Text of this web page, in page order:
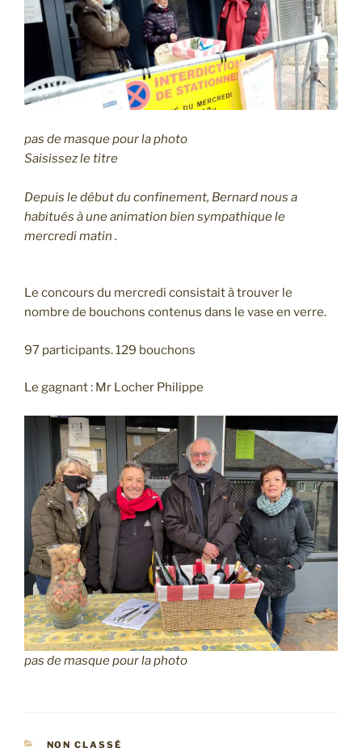
pas de masque pour la photo
Saisissez le titre
Depuis le début du confinement, Bernard nous a
habitués à une animation bien sympathique le
mercredi matin .
Le concours du mercredi consistait à trouver le
nombre de bouchons contenus dans le vase en verre.
97 participants. 129 bouchons
Le gagnant : Mr Locher Philippe
pas de masque pour la photo
CATÉGORIES
NON CLASSÉ